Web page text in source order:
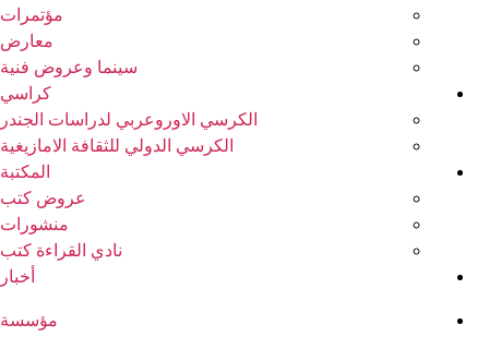
مؤتمرات
معارض
سينما وعروض فنية
كراسي
الكرسي الاوروعربي لدراسات الجندر
الكرسي الدولي للثقافة الامازيغية
المكتبة
عروض كتب
منشورات
نادي القراءة كتب
أخبار
مؤسسة